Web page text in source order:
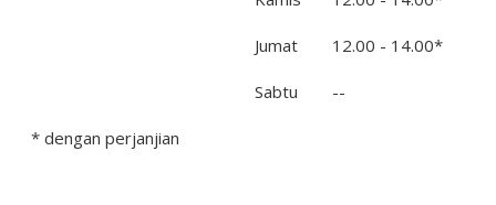
Jumat 12.00 - 14.00*
Sabtu --
* dengan perjanjian